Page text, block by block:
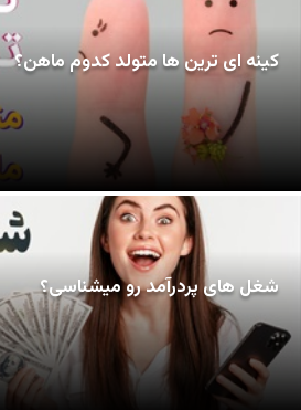
کینه ای ترین ها متولد کدوم ماهن؟
شغل های پردرآمد رو میشناسی؟